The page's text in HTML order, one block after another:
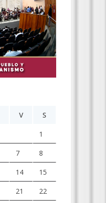
V S
1
7 8
14 15
21 22